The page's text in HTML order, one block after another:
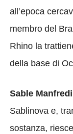
all’epoca
membro del
Rhino la
della base di
Sable Manfredi
Sablinova e,
sostanza,